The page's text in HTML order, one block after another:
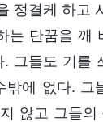
정결케 하고
단꿈을 깨
그들도 기를
에 없다.
않고 그들